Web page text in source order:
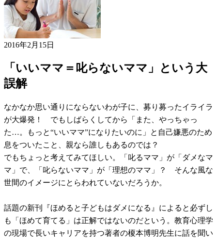
2016年2月15日
「いいママ＝叱らないママ」という大
誤解
なかなか思い通りにならないわが子に、募り募ったイライラ
が大爆発！ でもしばらくしてから「また、やっちゃっ
た…。もっと“いいママ”になりたいのに」と自己嫌悪のため
息をついたこと、親なら誰しもあるのでは？
でもちょっと考えてみてほしい。「叱るママ」が「ダメなマ
マ」で、「叱らないママ」が「理想のママ」？ そんな風な
世間のイメージにとらわれていないだろうか。
話題の新刊『ほめると子どもはダメになる』によると必ずし
も「ほめて育てる」は正解ではないのだという。教育心理学
の現場で長いキャリアを持つ著者の榎本博明先生に話を聞い